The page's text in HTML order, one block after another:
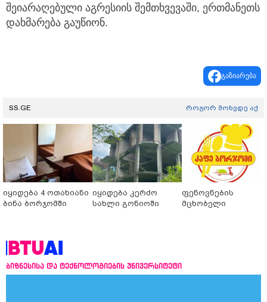
შეიარაღებული აგრესიის შემთხვევაში, ერთმანეთს
დახმარება გაუწიონ.
გაზიარება
SS.GE როგორ მოხვდე აქ
იყიდება 4 ოთახიანი
ბინა ბორჯომში
იყიდება კერძო
სახლი გონიოში
ფენოვნების
მცხობელი
ბიზნესისა და ტექნოლოგიების უნივერსიტეტი